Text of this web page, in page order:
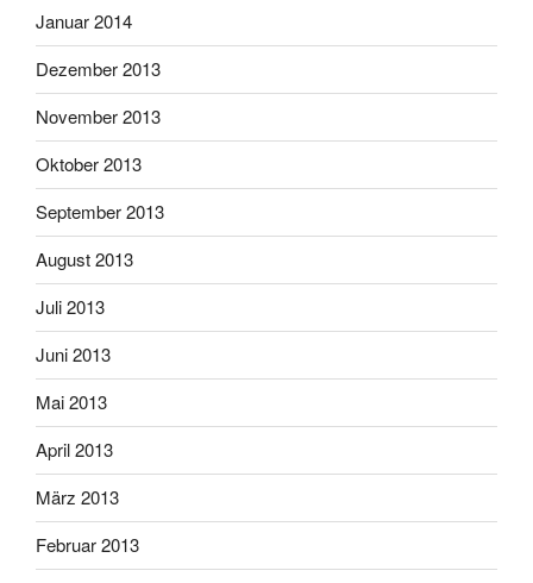
Januar 2014
Dezember 2013
November 2013
Oktober 2013
September 2013
August 2013
Juli 2013
Juni 2013
Mai 2013
April 2013
März 2013
Februar 2013